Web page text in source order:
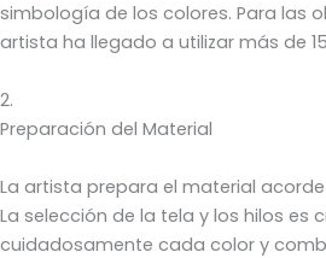
simbología de los colores. Para las
artista ha llegado a utilizar más de
2.
Preparación del Material
La artista prepara el material
La selección de la tela y los hilos es
cuidadosamente cada color y